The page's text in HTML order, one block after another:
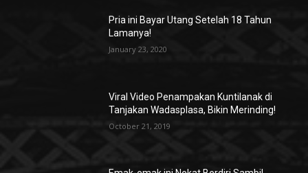
Pria ini Bayar Utang Setelah 18 Tahun
Lamanya!
January 23, 2020
Viral Video Penampakan Kuntilanak di
Tanjakan Wadasplasa, Bikin Merinding!
October 21, 2019